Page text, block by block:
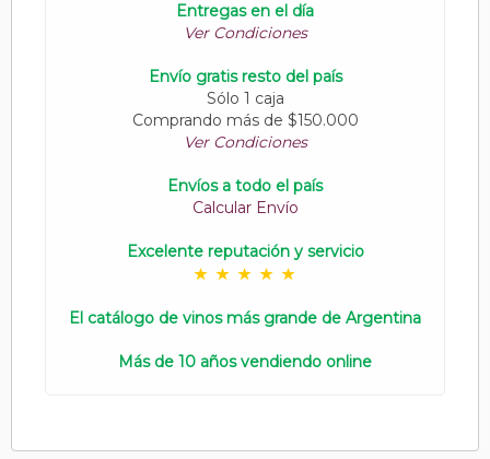
Entregas en el día
Ver Condiciones
Envío gratis resto del país
Sólo 1 caja
Comprando más de $150.000
Ver Condiciones
Envíos a todo el país
Calcular Envío
Excelente reputación y servicio
El catálogo de vinos más grande de Argentina
Más de 10 años vendiendo online